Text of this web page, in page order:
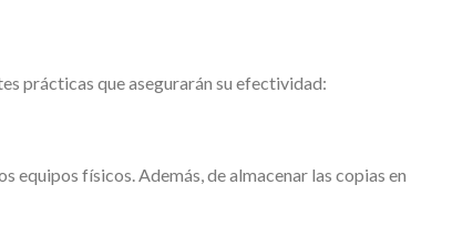
prácticas que asegurarán su efectividad:
equipos físicos. Además, de almacenar las copias en